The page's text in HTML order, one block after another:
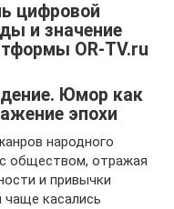
цифровой
и значение
OR-TV.ru
Юмор как
эпохи
народного
обществом, отражая
и привычки
касались